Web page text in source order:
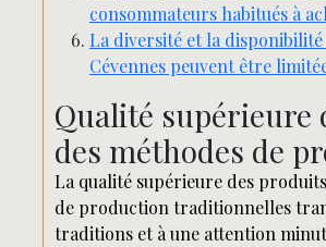
consommateurs habitués à
La diversité et la
Cévennes peuvent être
Qualité supérieure
des méthodes de
La qualité supérieure des
de production traditionnelles
traditions et à une attention